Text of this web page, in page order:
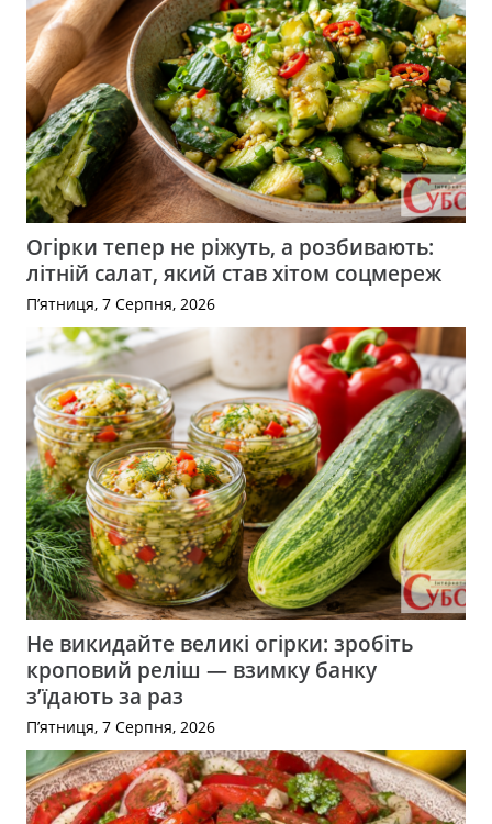
Огірки тепер не ріжуть, а розбивають:
літній салат, який став хітом соцмереж
П’ятниця, 7 Серпня, 2026
Не викидайте великі огірки: зробіть
кроповий реліш — взимку банку
з’їдають за раз
П’ятниця, 7 Серпня, 2026